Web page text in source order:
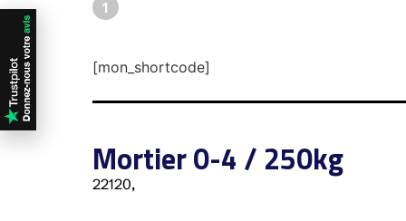
1
[mon_shortcode]
Mortier 0-4 / 250kg
22120,